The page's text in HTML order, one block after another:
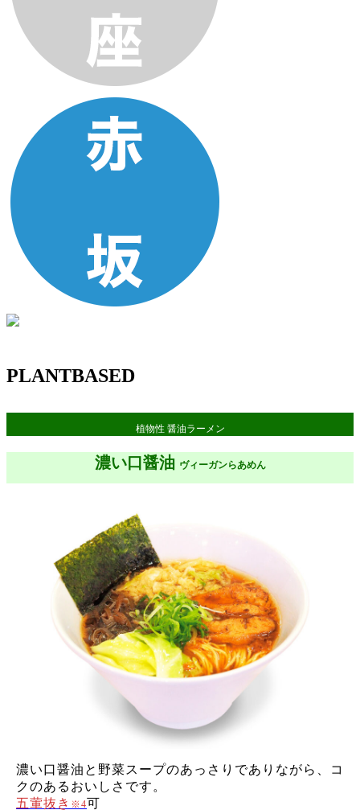
PLANTBASED
植物性 醤油ラーメン
濃い口醤油 ヴィーガンらあめん
濃い口醤油と野菜スープのあっさりでありながら、コ
クのあるおいしさです。
五葷抜き ※4可